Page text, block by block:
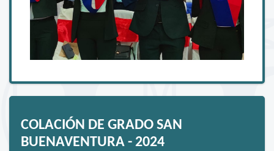
COLACIÓN DE GRADO SAN
BUENAVENTURA - 2024